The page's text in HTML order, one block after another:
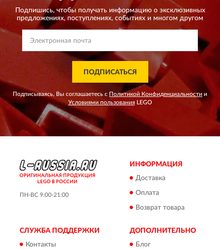
Подпишись, чтобы получать информацию о эксклюзивных
предложениях, поступлениях, событиях и многом другом
ПОДПИСАТЬСЯ
Подписываясь, Вы соглашаетесь с Политикой Конфиденциальности и
Условиями пользованияLEGO
ПН-ВС 9:00-21:00
ИНФОРМАЦИЯ
Доставка
Оплата
Возврат товара
СЛУЖБА ПОДДЕРЖКИ
Контакты
ДОПОЛНИТЕЛЬНО
Блог